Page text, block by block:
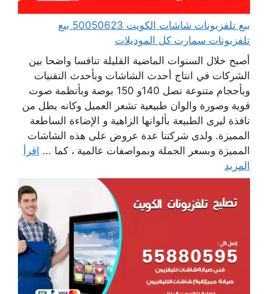
بيع تلفزيونات شاشات الكويت 50050623 بيع
تلفزيونات سمارت كل الموديلات
أصبح خلال السنوات الماضية القليلة تنافسا واضحا بين
الشركات في انتاج أحدث الشاشات وبأحدث التقنيات
وبأحجام متنوعة تصل 140و 150 بوصة وبأنظمة صوت
قوية وصورة والوان طبيعية تشعر العميل وكانه يطل من
نافذة ليرى الطبيعة بألوانها الزاهية و الإضاءة الساطعة
المميزة. ولدى شركتنا عدة عروض على هذه الشاشات
المميزة وبسعر الجملة وبمواصفات عالمية ، كما ... اقرأ
المزيد